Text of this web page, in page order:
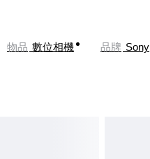
物品 數位相機 品牌 Sony